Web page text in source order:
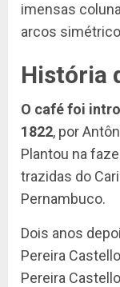
imensas
arcos
História
O café foi
1822, por
Plantou na
trazidas do
Pernambuco.
Dois anos
Pereira
Pereira